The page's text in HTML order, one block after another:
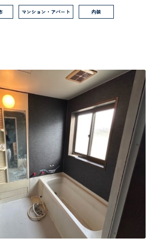
マンション・アパート 内装